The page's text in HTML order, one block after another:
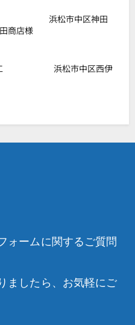
工 浜松市中区神田
商店様
工 浜松市中区西伊
ォームに関するご質問
ましたら、お気軽にご